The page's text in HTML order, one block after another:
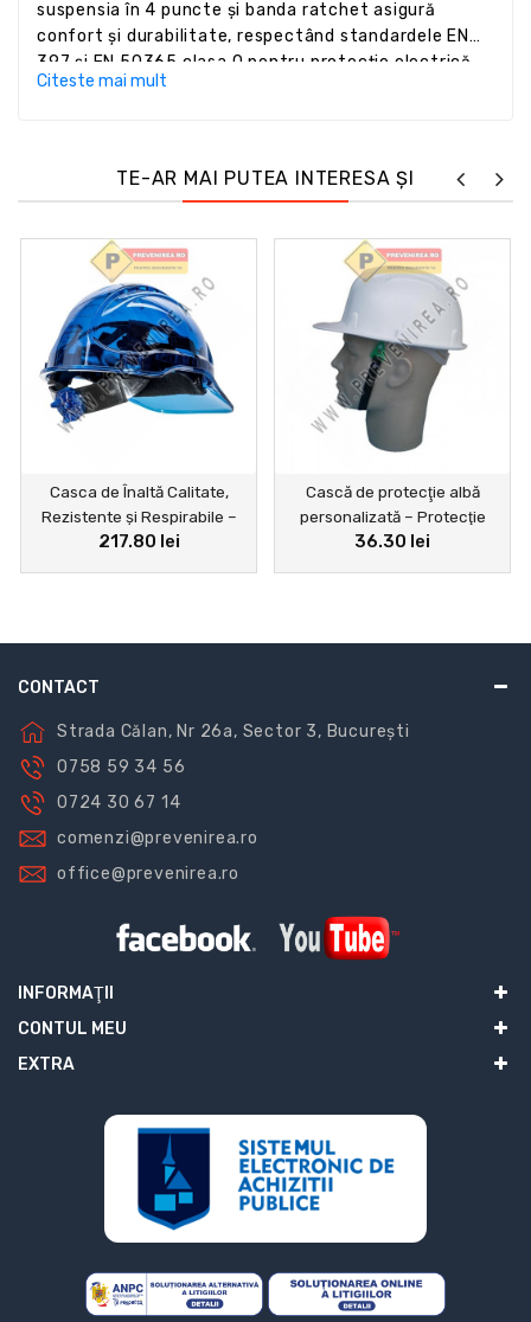
suspensia în 4 puncte și banda ratchet asigură
confort și durabilitate, respectând standardele EN
397 și EN 50365 clasa 0 pentru protecție electrică.
Citeste mai mult
TE-AR MAI PUTEA INTERESA ȘI
Casca de Înaltă Calitate,
Rezistente și Respirabile –
Perfecte pentru Orice
217.80 lei
Cască de protecţie albă
personalizată – Protecţie
sigură şi confort maxim
36.30 lei
CONTACT
Strada Călan, Nr 26a, Sector 3, București
0758 59 34 56
0724 30 67 14
comenzi@prevenirea.ro
office@prevenirea.ro
INFORMAŢII
CONTUL MEU
EXTRA